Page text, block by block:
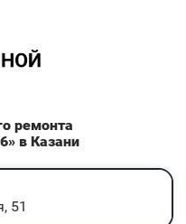
ремонта
в Казани
51